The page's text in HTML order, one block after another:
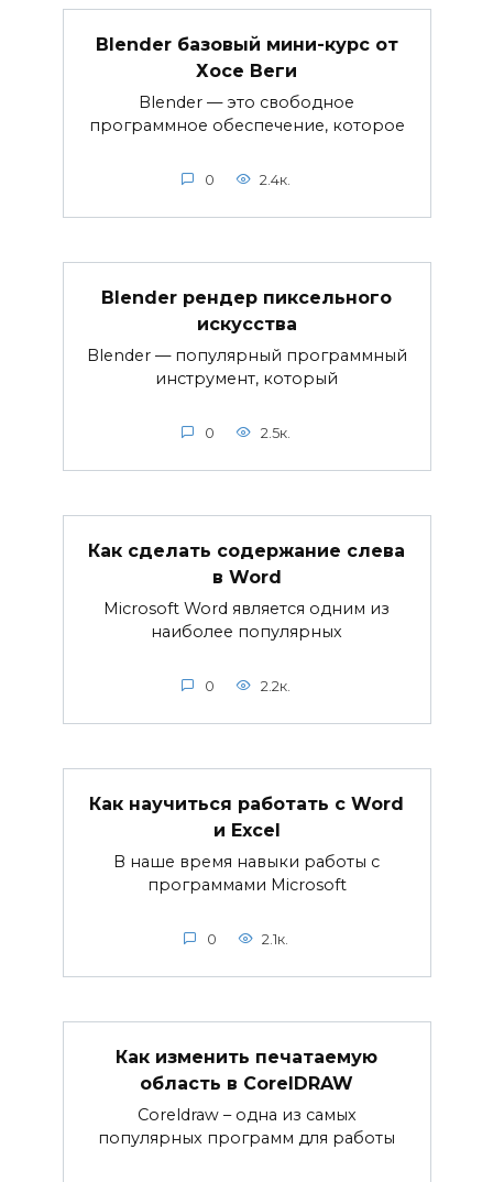
Blender базовый мини-курс от
Хосе Веги
Blender — это свободное
программное обеспечение, которое
0 2.4к.
Blender рендер пиксельного
искусства
Blender — популярный программный
инструмент, который
0 2.5к.
Как сделать содержание слева
в Word
Microsoft Word является одним из
наиболее популярных
0 2.2к.
Как научиться работать с Word
и Excel
В наше время навыки работы с
программами Microsoft
0 2.1к.
Как изменить печатаемую
область в CorelDRAW
Coreldraw – одна из самых
популярных программ для работы